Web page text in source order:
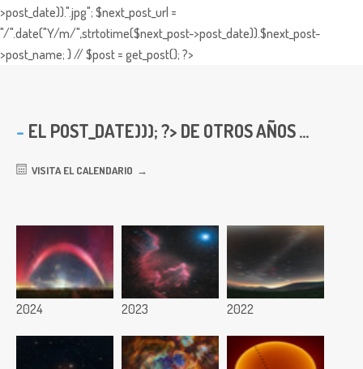
>post_date)).".jpg"; $next_post_url =
"/".date("Y/m/",strtotime($next_post->post_date)).$next_post-
>post_name; } // $post = get_post(); ?>
EL POST_DATE))); ?> DE OTROS AÑOS ...
VISITA EL CALENDARIO
2024 2023 2022